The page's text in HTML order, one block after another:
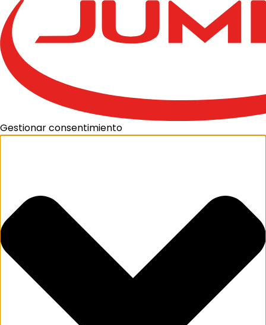
Gestionar consentimiento